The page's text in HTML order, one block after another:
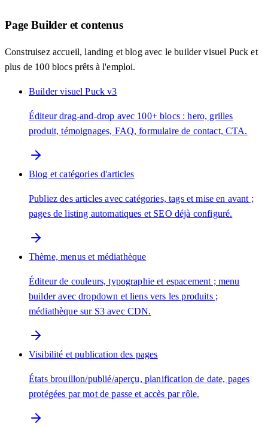
Page Builder et contenus
Construisez accueil, landing et blog avec le builder visuel Puck et
plus de 100 blocs prêts à l'emploi.
Builder visuel Puck v3
Éditeur drag-and-drop avec 100+ blocs : hero, grilles
produit, témoignages, FAQ, formulaire de contact, CTA.
Blog et catégories d'articles
Publiez des articles avec catégories, tags et mise en avant ;
pages de listing automatiques et SEO déjà configuré.
Thème, menus et médiathèque
Éditeur de couleurs, typographie et espacement ; menu
builder avec dropdown et liens vers les produits ;
médiathèque sur S3 avec CDN.
Visibilité et publication des pages
États brouillon/publié/aperçu, planification de date, pages
protégées par mot de passe et accès par rôle.